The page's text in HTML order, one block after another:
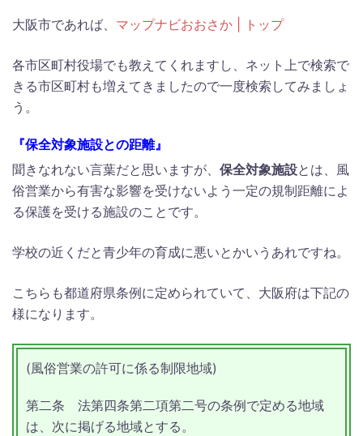
大阪市であれば、 マップナビおおさか | トップ
各市区町村役場でも教えてくれますし、ネット上で検索で
きる市区町村も増えてきましたので一度検索してみましょ
う。
『保全対象施設との距離』
聞きなれない言葉だと思いますが、 保全対象施設とは、風
俗営業から有害な影響を受けないよう一定の規制距離によ
る保護を受ける施設のことです。
学校の近くだと青少年の育成に悪いとかいうあれですね。
こちらも都道府県条例に定められていて、大阪府は下記の
様になります。
(風俗営業の許可に係る制限地域)
第二条
法第四条第二項第二号の条例で定める地域
は、次に掲げる地域とする。